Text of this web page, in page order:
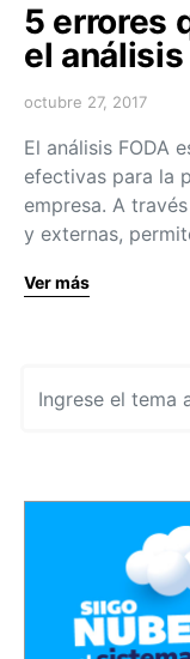
5 errores
el análisis
octubre 27, 2017
El análisis FODA
efectivas para la
empresa. A
y externas,
Ver más